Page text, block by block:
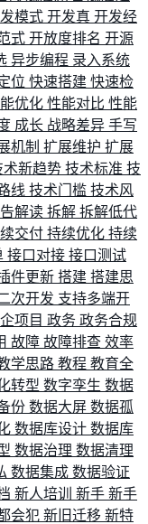
模式 开发真 开发经
式 开放度排名 开源
异步编程 录入系统
位 快速搭建 快速检
优化 性能对比 性能
成长 战略差异 手写
机制 扩展维护 扩展
术新趋势 技术标准 技
线 技术门槛 技术风
解读 拆解 拆解低代
交付 持续优化 持续
接口对接 接口测试
件更新 搭建 搭建思
次开发 支持多端开
项目 政务 政务合规
故障 故障排查 效率
学思路 教程 教育全
转型 数字孪生 数据
份 数据大屏 数据孤
数据库设计 数据库
数据治理 数据清理
数据集成 数据验证
新人培训 新手 新手
会犯 新旧迁移 新特